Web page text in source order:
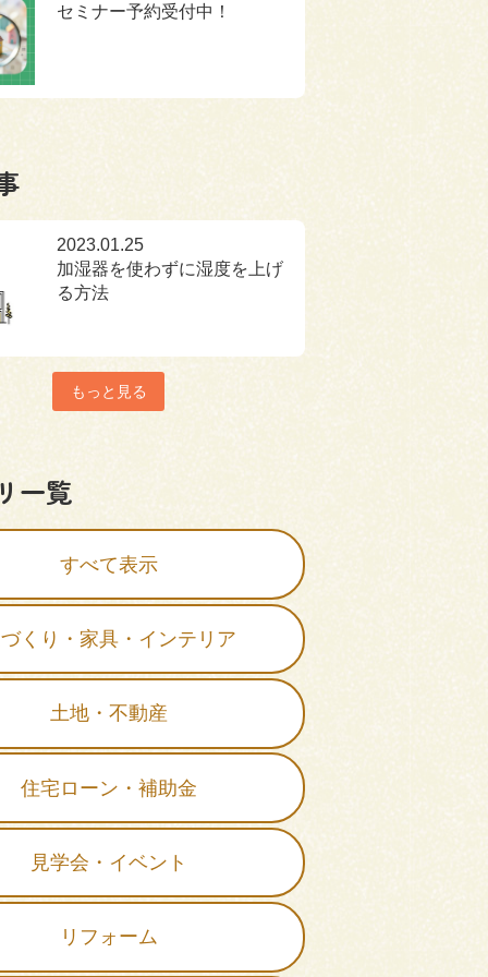
セミナー予約受付中！
2023.01.25
加湿器を使わずに湿度を上げ
る方法
もっと見る
一覧
すべて表示
くり・家具・インテリア
土地・不動産
住宅ローン・補助金
見学会・イベント
リフォーム